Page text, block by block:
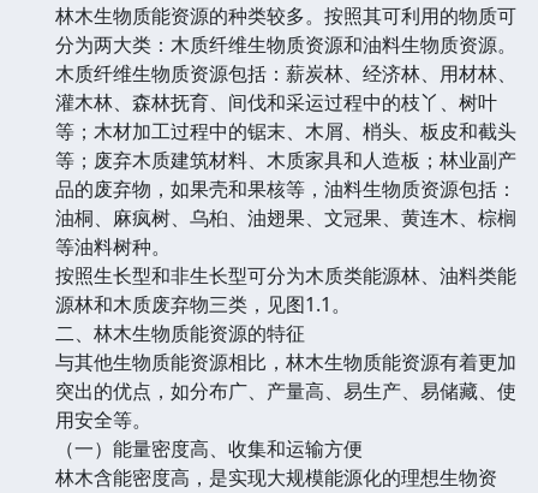
林木生物质能资源的种类较多。按照其可利用的物质可
分为两大类：木质纤维生物质资源和油料生物质资源。
木质纤维生物质资源包括：薪炭林、经济林、用材林、
灌木林、森林抚育、间伐和采运过程中的枝丫、树叶
等；木材加工过程中的锯末、木屑、梢头、板皮和截头
等；废弃木质建筑材料、木质家具和人造板；林业副产
品的废弃物，如果壳和果核等，油料生物质资源包括：
油桐、麻疯树、乌桕、油翅果、文冠果、黄连木、棕榈
等油料树种。
按照生长型和非生长型可分为木质类能源林、油料类能
源林和木质废弃物三类，见图1.1。
二、林木生物质能资源的特征
与其他生物质能资源相比，林木生物质能资源有着更加
突出的优点，如分布广、产量高、易生产、易储藏、使
用安全等。
（一）能量密度高、收集和运输方便
林木含能密度高，是实现大规模能源化的理想生物资